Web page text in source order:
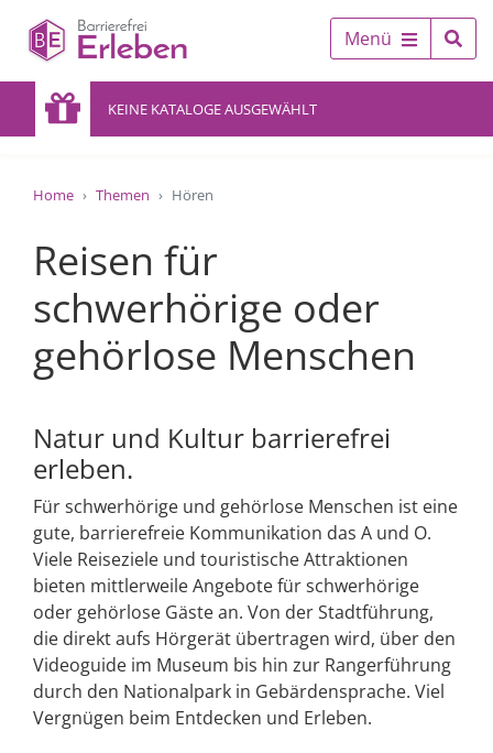
Menü
KEINE KATALOGE AUSGEWÄHLT
Home Themen Hören
Reisen für
schwerhörige oder
gehörlose Menschen
Natur und Kultur barrierefrei
erleben.
Für schwerhörige und gehörlose Menschen ist eine
gute, barrierefreie Kommunikation das A und O.
Viele Reiseziele und touristische Attraktionen
bieten mittlerweile Angebote für schwerhörige
oder gehörlose Gäste an. Von der Stadtführung,
die direkt aufs Hörgerät übertragen wird, über den
Videoguide im Museum bis hin zur Rangerführung
durch den Nationalpark in Gebärdensprache. Viel
Vergnügen beim Entdecken und Erleben.